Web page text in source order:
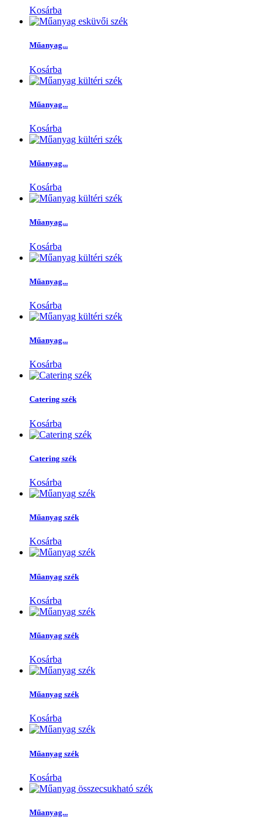
Kosárba
Műanyag...
Kosárba
Műanyag...
Kosárba
Műanyag...
Kosárba
Műanyag...
Kosárba
Műanyag...
Kosárba
Műanyag...
Kosárba
Catering szék
Kosárba
Catering szék
Kosárba
Műanyag szék
Kosárba
Műanyag szék
Kosárba
Műanyag szék
Kosárba
Műanyag szék
Kosárba
Műanyag szék
Kosárba
Műanyag...